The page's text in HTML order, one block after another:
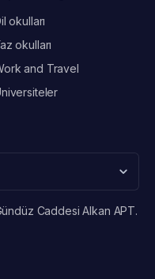
okulları
okulları
and Travel
Caddesi Alkan APT.